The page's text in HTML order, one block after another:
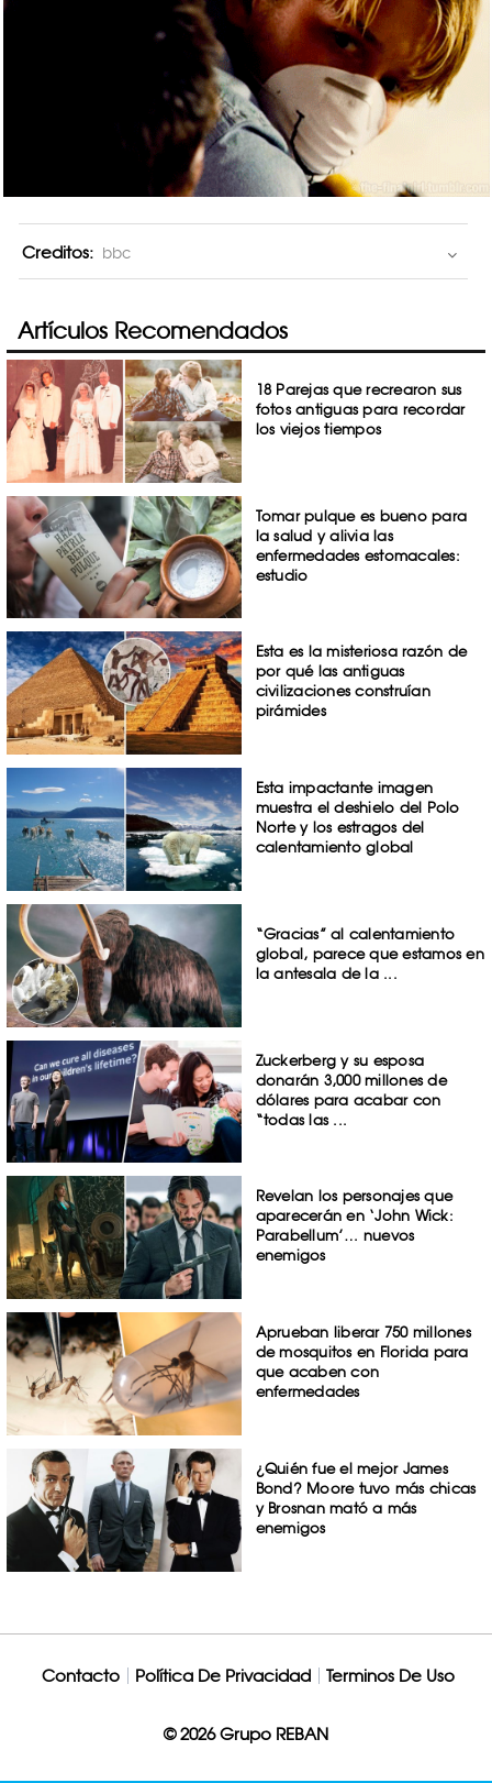
Creditos: bbc
Artículos Recomendados
18 Parejas que recrearon sus
fotos antiguas para recordar
los viejos tiempos
Tomar pulque es bueno para
la salud y alivia las
enfermedades estomacales:
estudio
Esta es la misteriosa razón de
por qué las antiguas
civilizaciones construían
pirámides
Esta impactante imagen
muestra el deshielo del Polo
Norte y los estragos del
calentamiento global
“Gracias” al calentamiento
global, parece que estamos en
la antesala de la ...
Zuckerberg y su esposa
donarán 3,000 millones de
dólares para acabar con
“todas las ...
Revelan los personajes que
aparecerán en ‘John Wick:
Parabellum’… nuevos
enemigos
Aprueban liberar 750 millones
de mosquitos en Florida para
que acaben con
enfermedades
¿Quién fue el mejor James
Bond? Moore tuvo más chicas
y Brosnan mató a más
enemigos
Contacto Política De Privacidad Terminos De Uso
© 2026 Grupo REBAN